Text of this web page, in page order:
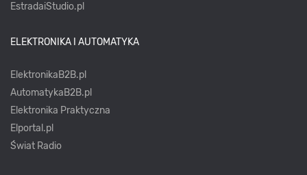
EstradaiStudio.pl
ELEKTRONIKA I AUTOMATYKA
ElektronikaB2B.pl
AutomatykaB2B.pl
Elektronika Praktyczna
Elportal.pl
Świat Radio